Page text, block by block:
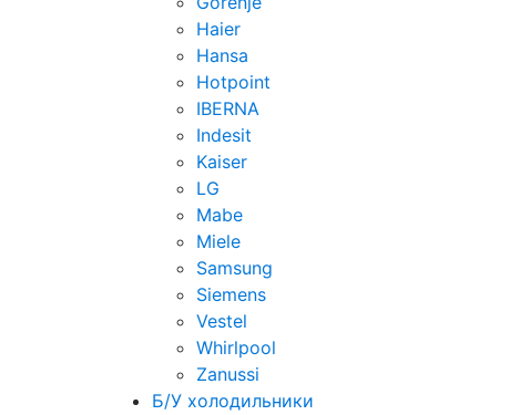
Haier
Hansa
Hotpoint
IBERNA
Indesit
Kaiser
LG
Mabe
Miele
Samsung
Siemens
Vestel
Whirlpool
Zanussi
Б/У холодильники